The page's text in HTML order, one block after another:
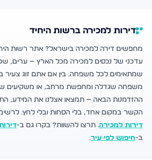
דירות למכירה ברשות היחיד
מחפשים דירה למכירה בישראל? אתר רשות
עדכני של נכסים למכירה מכל הארץ — ערים,
שמתאימים לכל משפחה. בין אם אתם זוג צעיר
משפחה שגדלה ומחפשת מרחב, או משקיעים
ההזדמנות הבאה — תמצאו אצלנו את המידע,
הקשר במקום אחד, בלי הסחות ובלי לחץ.
דירות למכירה. תרצו להשוות? בקרו גם ב-
ב-חיפוש לפי עיר.